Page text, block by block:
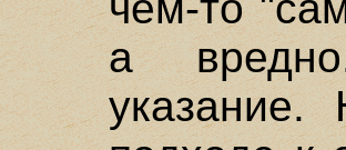
а
указание.